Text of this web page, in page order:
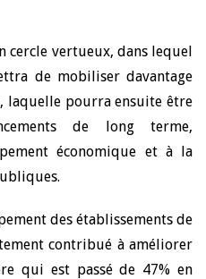
cercle vertueux, dans lequel
de mobiliser davantage
laquelle pourra ensuite être
de long terme,
économique et à la
des établissements de
contribué à améliorer
qui est passé de 47% en